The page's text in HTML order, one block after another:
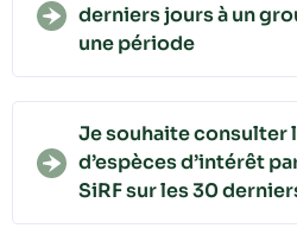
derniers jours à un
une période
Je souhaite consulter
d’espèces d’intérêt
SiRF sur les 30